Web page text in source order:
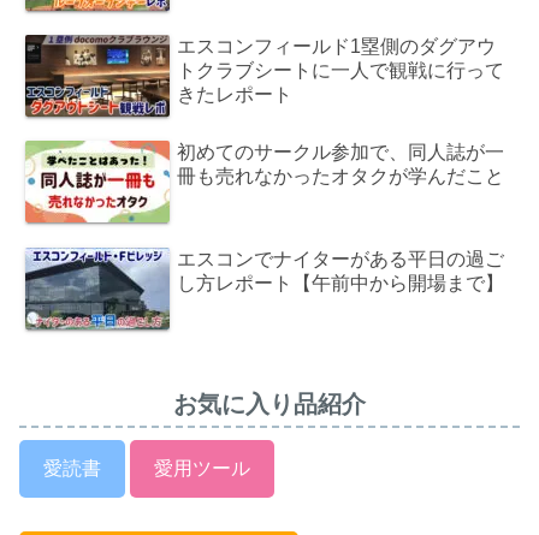
エスコンフィールド1塁側のダグアウ
トクラブシートに一人で観戦に行って
きたレポート
初めてのサークル参加で、同人誌が一
冊も売れなかったオタクが学んだこと
エスコンでナイターがある平日の過ご
し方レポート【午前中から開場まで】
お気に入り品紹介
愛読書 愛用ツール